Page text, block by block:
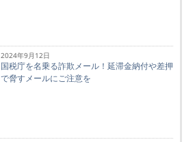
2024年9月12日
国税庁を名乗る詐欺メール！延滞金納付や差押
で脅すメールにご注意を